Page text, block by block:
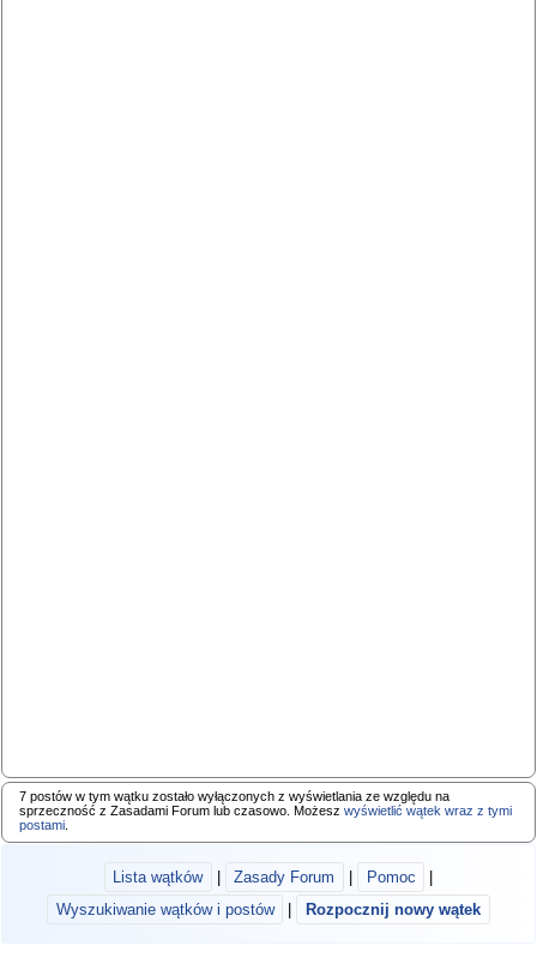
7 postów w tym wątku zostało wyłączonych z wyświetlania ze względu na
sprzeczność z Zasadami Forum lub czasowo. Możeszwyświetlić wątek wraz z tymi
postami
Lista wątków Zasady Forum Pomoc
Wyszukiwanie wątków i postów
Rozpocznij nowy wątek